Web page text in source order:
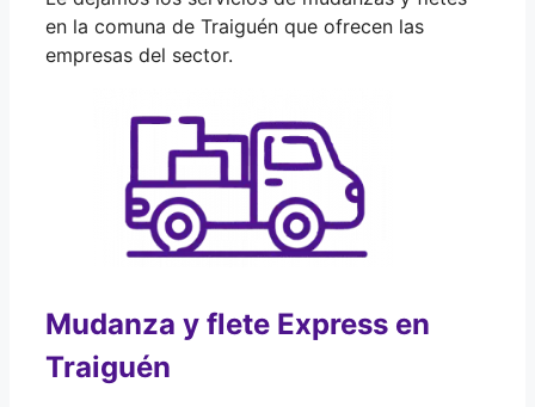
en la comuna de Traiguén que ofrecen las
empresas del sector.
Mudanza y flete Express en
Traiguén